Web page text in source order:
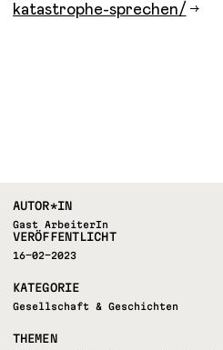
katastrophe-sprechen/
AUTOR*IN
Gast ArbeiterIn
VERÖFFENTLICHT
16-02-2023
KATEGORIE
Gesellschaft & Geschichten
THEMEN